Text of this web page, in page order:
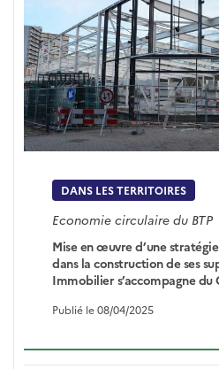
DANS LES TERRITOIRES
Economie circulaire du BTP
Mise en œuvre d’une
dans la construction de ses
Immobilier s’accompagne du
Publié le 08/04/2025